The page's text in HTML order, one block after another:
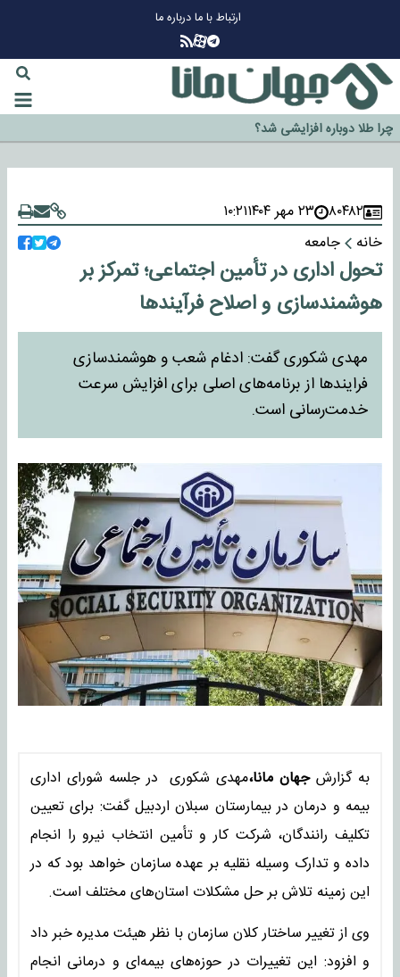
ارتباط با مادرباره ما
چرا طلا دوباره افزایشی شد؟
اخراج رسمی چهره نامدار از پرسپولیس
سازمان اطلاعات سپاه: پروژه دولت ترامپ برای مهار چین، روسیه و اروپا شکست
خورد
۸۰۴۸۲ ۲۳ مهر ۱۴۰۴
۱۰:۲۱
خانه
جامعه
تحول اداری در تأمین اجتماعی؛ تمرکز بر
هوشمندسازی و اصلاح فرآیندها
مهدی شکوری گفت: ادغام شعب و هوشمندسازی
فرایندها از برنامه‌های اصلی برای افزایش سرعت
خدمت‌رسانی است.
به گزارشجهان مانا،مهدی شکوری در جلسه شورای اداری
بیمه و درمان در بیمارستان سبلان اردبیل گفت: برای تعیین
تکلیف رانندگان، شرکت کار و تأمین انتخاب نیرو را انجام
داده و تدارک وسیله نقلیه بر عهده سازمان خواهد بود که در
این زمینه تلاش بر حل مشکلات استان‌های مختلف است.
وی از تغییر ساختار کلان سازمان با نظر هیئت مدیره خبر داد
و افزود: این تغییرات در حوزه‌های بیمه‌ای و درمانی انجام